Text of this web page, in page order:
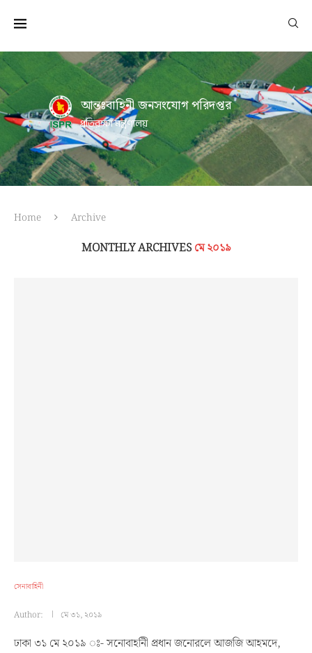
আন্তঃবাহিনী জনসংযোগ পরিদপ্তর
প্রতিরক্ষা মন্ত্রণালয়
Home Archive
MONTHLY ARCHIVES মে ২০১৯
সেনাবাহিনী
Author: মে ৩১, ২০১৯
ঢাকা ৩১ মে ২০১৯ ঃ- সনোবাহনিী প্রধান জনোরলে আজজি আহমদে,